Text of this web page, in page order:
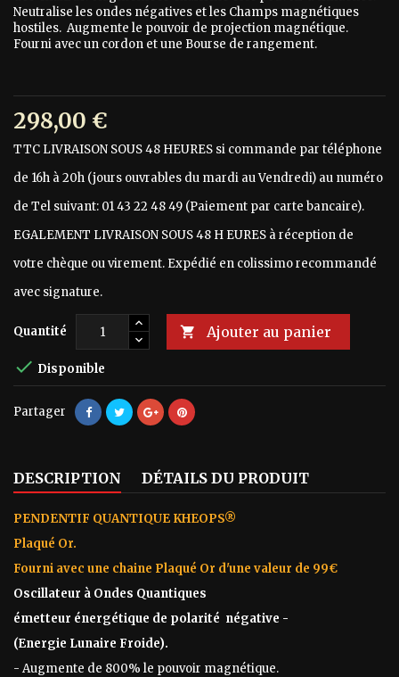
Neutralise les ondes négatives et les Champs magnétiques
hostiles. Augmente le pouvoir de projection magnétique.
Fourni avec un cordon et une Bourse de rangement.
298,00 €
TTC LIVRAISON SOUS 48 HEURES si commande par téléphone
de 16h à 20h (jours ouvrables du mardi au Vendredi) au numéro
de Tel suivant: 01 43 22 48 49 (Paiement par carte bancaire).
EGALEMENT LIVRAISON SOUS 48 H EURES à réception de
votre chèque ou virement. Expédié en colissimo recommandé
avec signature.
Quantité  Ajouter au panier
 Disponible
Partager
DESCRIPTION DÉTAILS DU PRODUIT
PENDENTIF QUANTIQUE KHEOPS®
Plaqué Or.
Fourni avec une chaine Plaqué Or d'une valeur de 99€
Oscillateur à Ondes Quantiques
émetteur énergétique de polarité négative -
(Energie Lunaire Froide).
- Augmente de 800% le pouvoir magnétique.